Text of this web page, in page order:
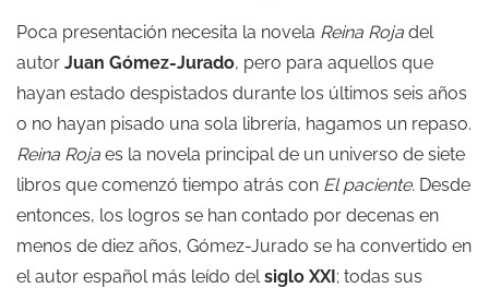
Poca presentación necesita la novela Reina Roja del
autor Juan Gómez-Jurado, pero para aquellos que
hayan estado despistados durante los últimos seis años
o no hayan pisado una sola librería, hagamos un repaso.
Reina Roja es la novela principal de un universo de siete
libros que comenzó tiempo atrás con El paciente. Desde
entonces, los logros se han contado por decenas en
menos de diez años, Gómez-Jurado se ha convertido en
el autor español más leído delsiglo XXI; todas sus